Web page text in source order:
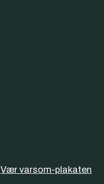
Vær varsom-plakaten